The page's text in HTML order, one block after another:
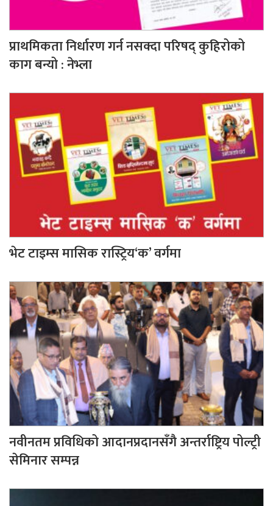
प्राथमिकता निर्धारण गर्न नसक्दा परिषद् कुहिरोको
काग बन्यो : नेभ्ला
भेट टाइम्स मासिक रास्ट्रिय‘क’ वर्गमा
नवीनतम प्रविधिको आदानप्रदानसँगै अन्तर्राष्ट्रिय पोल्ट्री
सेमिनार सम्पन्न